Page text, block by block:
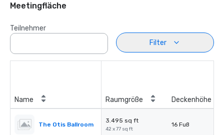
Meetingfläche
Teilnehmer
Filter
Name Raumgröße Deckenhöhe
The Otis Ballroom
3.495 sq ft
42 x 77 sq ft
16 Fuß